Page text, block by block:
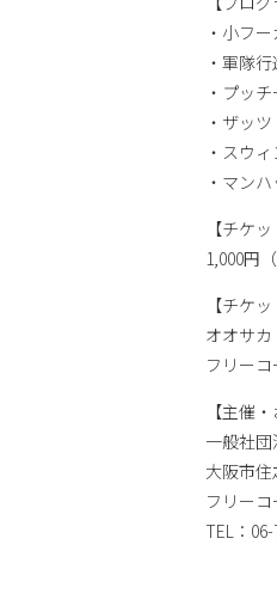
・小フ
・軍隊
・プッ
・ザッ
・スウ
・マン
【チケッ
1,000円
【チケ
オオサ
フリーコ
【主催
一般社
大阪市住
フリーコ
TEL：